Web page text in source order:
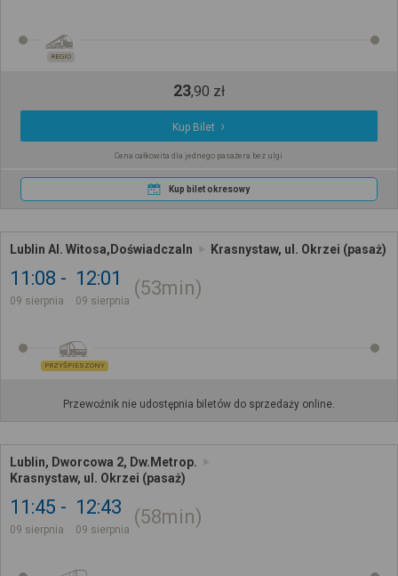
REGIO
23,90 zł
Kup Bilet
Cena całkowita dla jednego pasażera bez ulgi
Kup bilet okresowy
Lublin Al. Witosa,Doświadczaln Krasnystaw, ul. Okrzei (pasaż)
11:08
09 sierpnia
12:01
09 sierpnia
53min
PRZYŚPIESZONY
Przewoźnik nie udostępnia biletów do sprzedaży online.
Lublin, Dworcowa 2, Dw.Metrop.
Krasnystaw, ul. Okrzei (pasaż)
11:45
09 sierpnia
12:43
09 sierpnia
58min